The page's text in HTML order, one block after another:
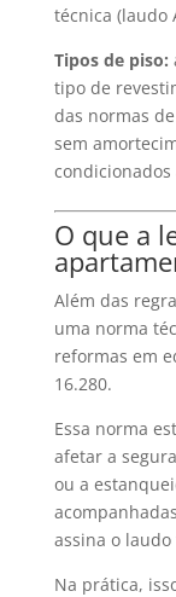
técnica (laudo
Tipos de piso:
tipo de
das normas
sem
O que a
Além das
uma norma
reformas em
16.280.
Essa norma
afetar a
ou a
assina o
Na prática,